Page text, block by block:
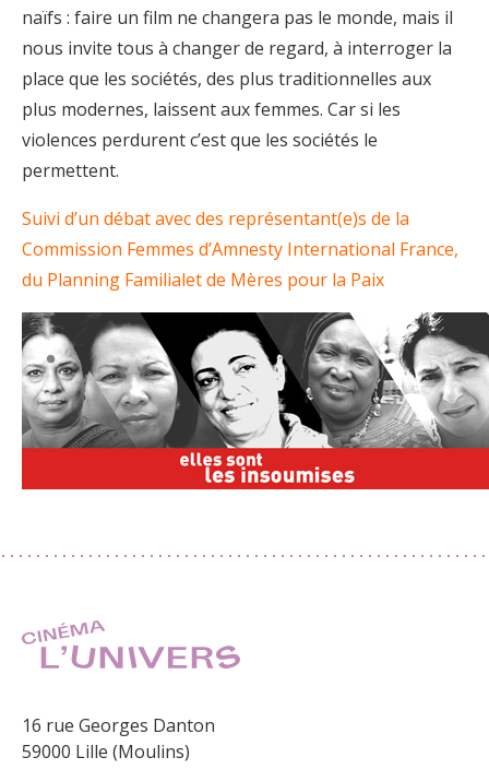
naïfs : faire un film ne changera pas le monde, mais il
nous invite tous à changer de regard, à interroger la
place que les sociétés, des plus traditionnelles aux
plus modernes, laissent aux femmes. Car si les
violences perdurent c’est que les sociétés le
permettent.
Suivi d’un débat avec des représentant(e)s de la
Commission Femmes d’Amnesty International France,
du Planning Familialet de Mères pour la Paix
16 rue Georges Danton
59000 Lille (Moulins)